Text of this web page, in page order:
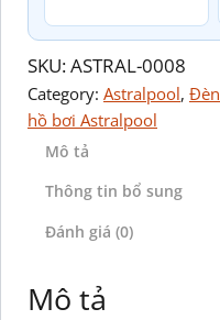
SKU:ASTRAL-0008
Category: Astralpool,
hồ bơi Astralpool
Mô tả
Thông tin bổ sung
Đánh giá (0)
Mô tả